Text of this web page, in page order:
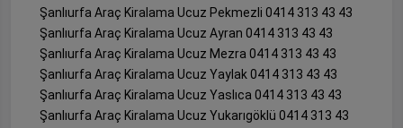
Şanlıurfa Araç Kiralama Ucuz Pekmezli 0414 313 43 43
Şanlıurfa Araç Kiralama Ucuz Ayran 0414 313 43 43
Şanlıurfa Araç Kiralama Ucuz Mezra 0414 313 43 43
Şanlıurfa Araç Kiralama Ucuz Yaylak 0414 313 43 43
Şanlıurfa Araç Kiralama Ucuz Yaslıca 0414 313 43 43
Şanlıurfa Araç Kiralama Ucuz Yukarıgöklü 0414 313 43